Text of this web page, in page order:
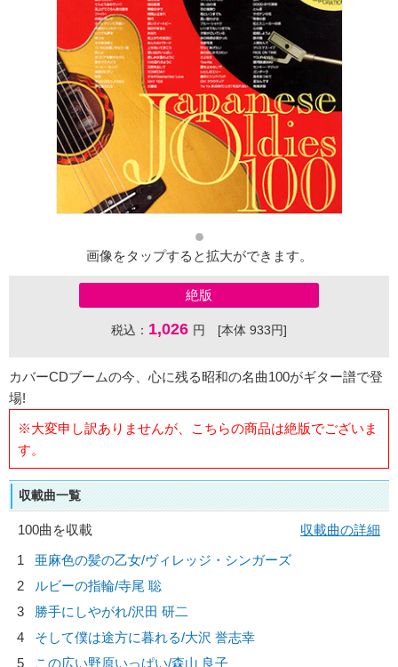
画像をタップすると拡大ができます。
絶版
税込： 1,026 円 [本体 933円]
カバーCDブームの今、心に残る昭和の名曲100がギター譜で登
場!
※大変申し訳ありませんが、こちらの商品は絶版でございま
す。
収載曲一覧
100曲を収載
収載曲の詳細
1
亜麻色の髪の乙女/ヴィレッジ・シンガーズ
2
ルビーの指輪/寺尾 聡
3
勝手にしやがれ/沢田 研二
4
そして僕は途方に暮れる/大沢 誉志幸
5
この広い野原いっぱい/森山 良子